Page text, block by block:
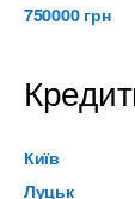
750000 грн
Київ
Луцьк